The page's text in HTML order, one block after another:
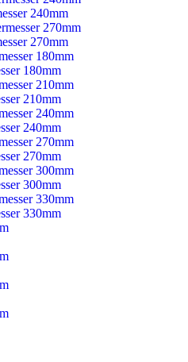
240mm
270mm
180mm
210mm
240mm
270mm
300mm
330mm